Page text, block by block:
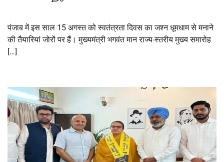
पंजाब में इस साल 15 अगस्त को स्वतंत्रता दिवस का जश्न धूमधाम से मनाने
की तैयारियां जोरों पर हैं। मुख्यमंत्री भगवंत मान राज्य-स्तरीय मुख्य समारोह
[…]